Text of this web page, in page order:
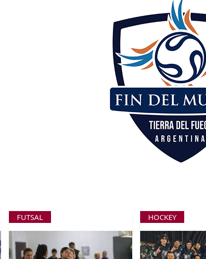
FUTSAL HOCKEY